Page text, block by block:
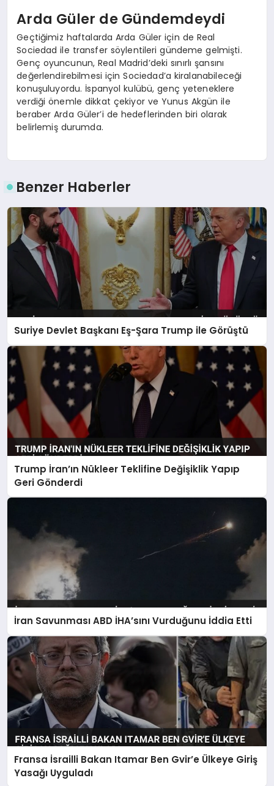
Arda Güler de Gündemdeydi
Geçtiğimiz haftalarda Arda Güler için de Real
Sociedad ile transfer söylentileri gündeme gelmişti.
Genç oyuncunun, Real Madrid’deki sınırlı şansını
değerlendirebilmesi için Sociedad’a kiralanabileceği
konuşuluyordu. İspanyol kulübü, genç yeteneklere
verdiği önemle dikkat çekiyor ve Yunus Akgün ile
beraber Arda Güler’i de hedeflerinden biri olarak
belirlemiş durumda.
Benzer Haberler
Suriye Devlet Başkanı Eş-Şara Trump ile Görüştü
Trump İran’ın Nükleer Teklifine Değişiklik Yapıp
Geri Gönderdi
İran Savunması ABD İHA’sını Vurduğunu İddia Etti
Fransa İsrailli Bakan Itamar Ben Gvir’e Ülkeye Giriş
Yasağı Uyguladı